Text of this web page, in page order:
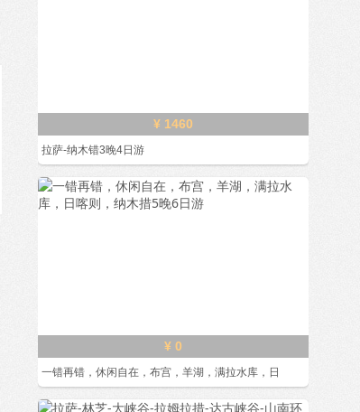
¥ 1460
拉萨-纳木错3晚4日游
¥ 0
一错再错，休闲自在，布宫，羊湖，满拉水库，日